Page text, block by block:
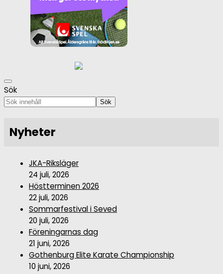
Sök
Sök
Nyheter
JKA-Riksläger
24 juli, 2026
Höstterminen 2026
22 juli, 2026
Sommarfestival i Seved
20 juli, 2026
Föreningarnas dag
21 juni, 2026
Gothenburg Elite Karate Championship
10 juni, 2026